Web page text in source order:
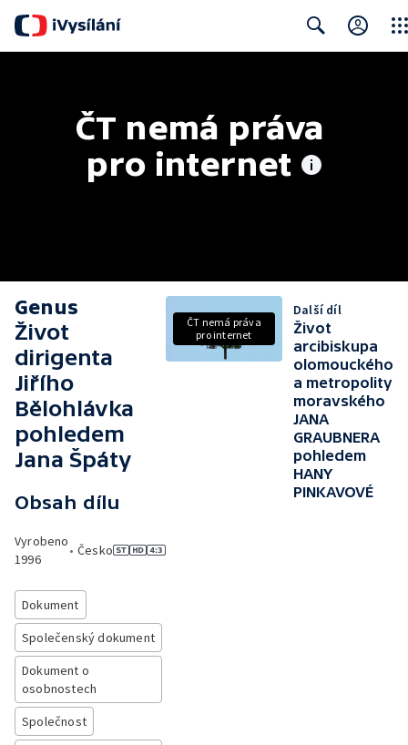
ČT nemá práva
pro internet
Genus
Život
dirigenta
Jiřího
Bělohlávka
pohledem
Jana Špáty
Obsah dílu
Vyrobeno
1996
• Česko
Dokument
Společenský dokument
Dokument o
osobnostech
Společnost
ČT nemá práva
pro internet
Další díl
Život
arcibiskupa
olomouckého
a metropolity
moravského
JANA
GRAUBNERA
pohledem
HANY
PINKAVOVÉ